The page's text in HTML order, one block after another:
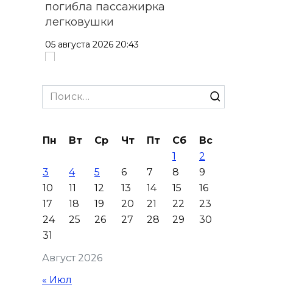
погибла пассажирка
легковушки
05 августа 2026 20:43
Ростовской области перешли
в чаты в мессенджере MAX
пропала 17-летняя девушка
05 августа 2026 19:03
Кондиционеры создают
предупредили о рисках
отключения электроэнергии
Search
for:
Август 2026
Пн Вт Ср Чт Пт Сб
Вс
1
2
3
4 5 6 7 8
9
10
11 12 13 14 15
16
17
18 19 20 21 22
23
24
25 26 27 28 29
30
31
« Июл